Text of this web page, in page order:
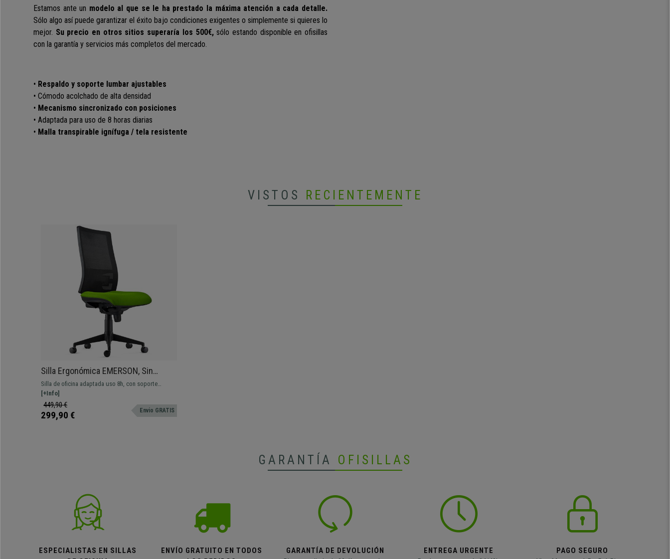
Estamos ante un modelo al que se le ha prestado la máxima atención a cada detalle.
Sólo algo así puede garantizar el éxito bajo condiciones exigentes o simplemente si quieres lo
mejor. Su precio en otros sitios superaría los 500€,sólo estando disponible en ofisillas
con la garantía y servicios más completos del mercado.
• Respaldo y soporte lumbar ajustables
• Cómodo acolchado de alta densidad
• Mecanismo sincronizado con posiciones
• Adaptada para uso de 8 horas diarias
• Malla transpirable ignífuga / tela resistente
VISTOS RECIENTEMENTE
Silla Ergonómica EMERSON, Sin
Reposabrazos, Respaldo Ajustable, en
Tela color Verde
Silla de oficina adaptada uso 8h, con soporte
lumbar y respaldo ajustables. Mecanismo de
reclinación sincronizado y tapizado en malla
transpirable ignífuga
[+Info]
449,90 €
299,90 € Envio GRATIS
GARANTÍA OFISILLAS
ESPECIALISTAS EN SILLAS
ENVÍO GRATUITO EN TODOS
GARANTÍA DE DEVOLUCIÓN
ENTREGA URGENTE
PAGO SEGURO